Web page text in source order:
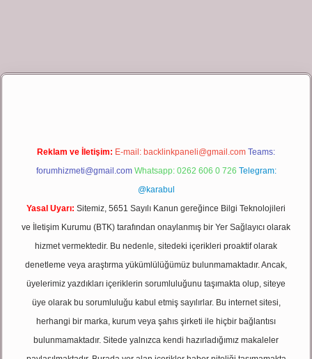
Reklam ve İletişim: E-mail: backlinkpaneli@gmail.com Teams:
forumhizmeti@gmail.com Whatsapp: 0262 606 0 726 Telegram:
@karabul
Yasal Uyarı: Sitemiz, 5651 Sayılı Kanun gereğince Bilgi Teknolojileri
ve İletişim Kurumu (BTK) tarafından onaylanmış bir Yer Sağlayıcı olarak
hizmet vermektedir. Bu nedenle, sitedeki içerikleri proaktif olarak
denetleme veya araştırma yükümlülüğümüz bulunmamaktadır. Ancak,
üyelerimiz yazdıkları içeriklerin sorumluluğunu taşımakta olup, siteye
üye olarak bu sorumluluğu kabul etmiş sayılırlar. Bu internet sitesi,
herhangi bir marka, kurum veya şahıs şirketi ile hiçbir bağlantısı
bulunmamaktadır. Sitede yalnızca kendi hazırladığımız makaleler